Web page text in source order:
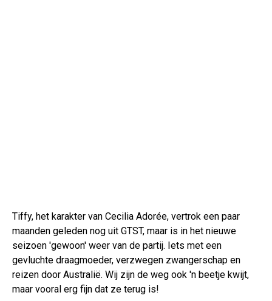
Tiffy, het karakter van Cecilia Adorée, vertrok een paar
maanden geleden nog uit GTST, maar is in het nieuwe
seizoen 'gewoon' weer van de partij. Iets met een
gevluchte draagmoeder, verzwegen zwangerschap en
reizen door Australië. Wij zijn de weg ook 'n beetje kwijt,
maar vooral erg fijn dat ze terug is!